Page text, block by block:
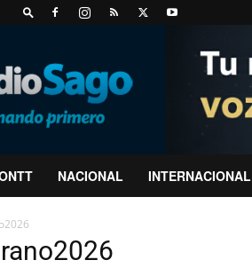
NACIONAL INTERNACIONAL